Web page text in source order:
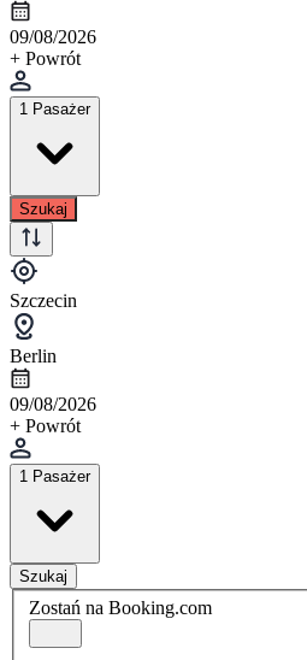
09/08/2026
+ Powrót
1 Pasażer
Szukaj
Szczecin
Berlin
09/08/2026
+ Powrót
1 Pasażer
Szukaj
Zostań na Booking.com